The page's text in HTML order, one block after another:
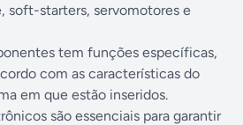
soft-starters, servomotores e
tem funções específicas,
com as características do
em que estão inseridos.
são essenciais para garantir